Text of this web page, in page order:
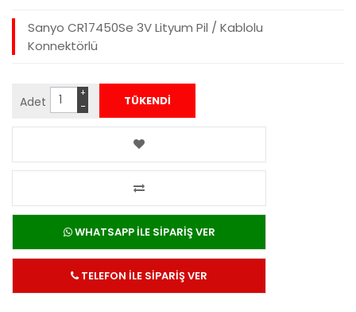
Sanyo CR17450Se 3V Lityum Pil / Kablolu
Konnektörlü
Adet −
+
WHATSAPP İLE SİPARİŞ VER
TELEFON İLE SİPARİŞ VER